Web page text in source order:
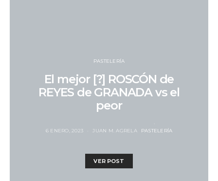
PASTELERÍA
El mejor [?] ROSCÓN de
REYES de GRANADA vs el
peor
6 ENERO, 2023 JUAN M. AGRELA PASTELERÍA
VER POST